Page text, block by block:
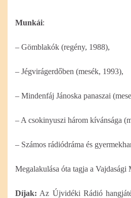
Munkái:
– Gömblakók (regény, 1988),
– Jégvirágerdőben (mesék, 1993),
– Mindenfáj Jánoska panaszai
– A csokinyuszi három kívánsága
– Számos rádiódráma és
Megalakulása óta tagja a
Díjak: Az Újvidéki Rádió